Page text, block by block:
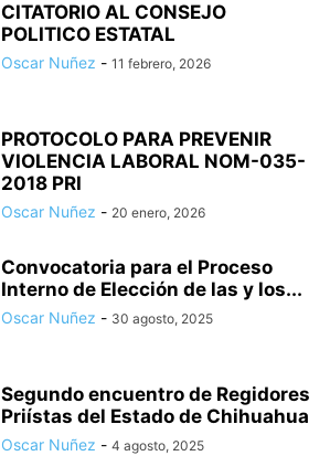
CITATORIO AL CONSEJO
POLITICO ESTATAL
Oscar Nuñez - 11 febrero, 2026
PROTOCOLO PARA PREVENIR
VIOLENCIA LABORAL NOM-035-
2018 PRI
Oscar Nuñez - 20 enero, 2026
Convocatoria para el Proceso
Interno de Elección de las y los...
Oscar Nuñez - 30 agosto, 2025
Segundo encuentro de Regidores
Priístas del Estado de Chihuahua
Oscar Nuñez - 4 agosto, 2025